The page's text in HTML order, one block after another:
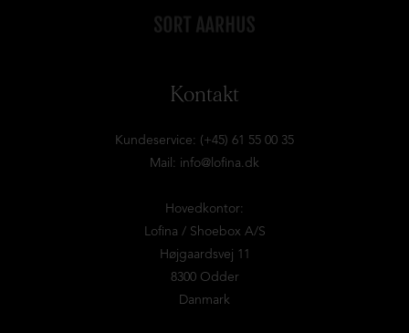
Kontakt
Kundeservice: (+45) 61 55 00 35
Mail: info@lofina.dk
Hovedkontor:
Lofina / Shoebox A/S
Højgaardsvej 11
8300 Odder
Danmark